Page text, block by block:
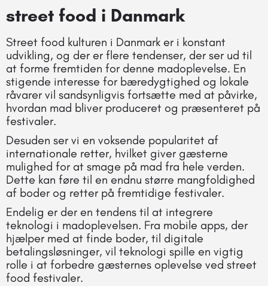
street food i Danmark
Street food kulturen i Danmark er i konstant
udvikling, og der er flere tendenser, der ser ud til
at forme fremtiden for denne madoplevelse. En
stigende interesse for bæredygtighed og lokale
råvarer vil sandsynligvis fortsætte med at påvirke,
hvordan mad bliver produceret og præsenteret på
festivaler.
Desuden ser vi en voksende popularitet af
internationale retter, hvilket giver gæsterne
mulighed for at smage på mad fra hele verden.
Dette kan føre til en endnu større mangfoldighed
af boder og retter på fremtidige festivaler.
Endelig er der en tendens til at integrere
teknologi i madoplevelsen. Fra mobile apps, der
hjælper med at finde boder, til digitale
betalingsløsninger, vil teknologi spille en vigtig
rolle i at forbedre gæsternes oplevelse ved street
food festivaler.